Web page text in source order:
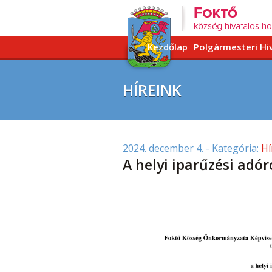
Kezdőlap Polgármesteri
HÍREINK
2024. december 4. - Kategória:
A helyi iparűzési